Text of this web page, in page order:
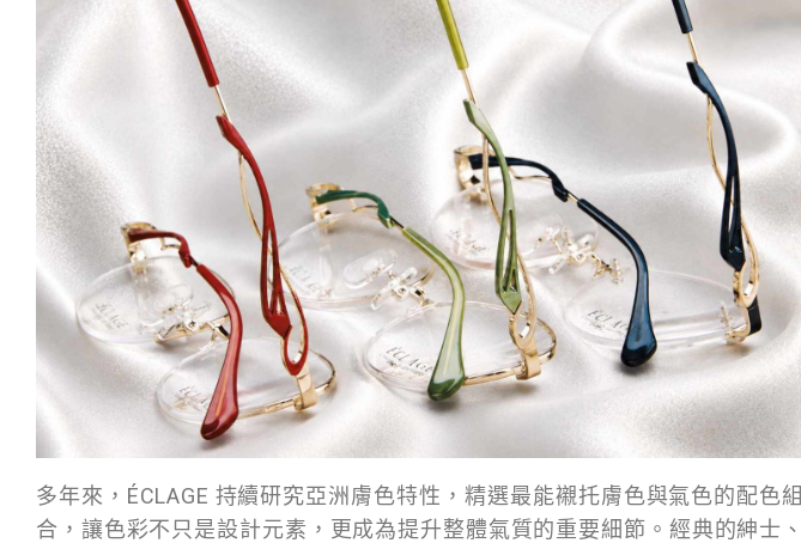
多年來，ÉCLAGE 持續研究亞洲膚色特性，精選最能襯托膚色與氣色的配色組
合，讓色彩不只是設計元素，更成為提升整體氣質的重要細節。經典的紳士、